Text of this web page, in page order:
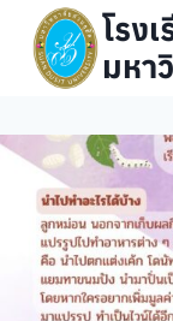
content
โรง
มหา